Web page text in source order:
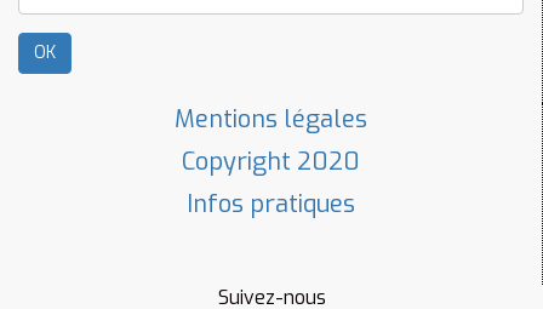
OK
Mentions légales
Copyright 2020
Infos pratiques
Suivez-nous